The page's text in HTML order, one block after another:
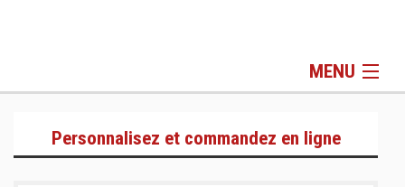
MENU
Training
Personnalisez et commandez en ligne